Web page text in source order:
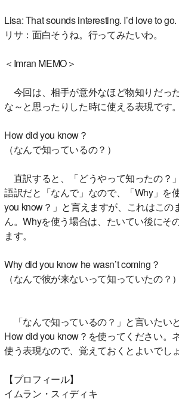
Lisa: That sounds interesting. I’d love to go.
リサ：面白そうね。行ってみたいわ。
＜Imran MEMO＞
今回は、相手が意外なほど物知りだっ
な～と思ったりした時に使える表現です。
How did you know？
（なんで知っているの？）
直訳すると、「どうやって知ったの？
語訳だと「なんで」なので、「Why」を
you know？」と言えますが、これはこの
ん。Whyを使う場合は、たいてい後にそ
ます。
Why did you know he wasn’t coming？
（なんで彼が来ないって知っていたの？）
「なんで知っているの？」と言いたい
How did you know？を使ってください。
使う表現なので、覚えておくとよいでしょ
【プロフィール】
イムラン・スィディキ